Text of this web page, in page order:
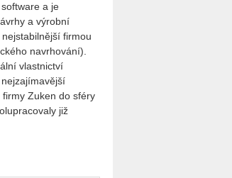
a je
a výrobní
firmou
navrhování).
vlastnictví
Zuken do sféry
již